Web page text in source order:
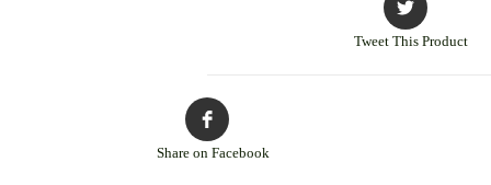
Tweet This Product
Share on Facebook